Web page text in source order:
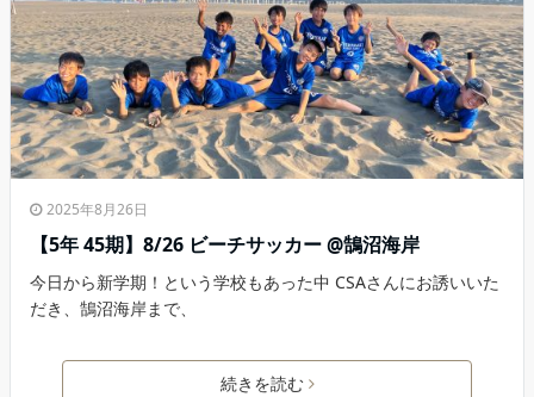
2025年8月26日
【5年 45期】8/26 ビーチサッカー @鵠沼海岸
今日から新学期！という学校もあった中 CSAさんにお誘いいた
だき、鵠沼海岸まで、
続きを読む